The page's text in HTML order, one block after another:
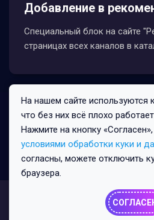
Добавление в
Специальный блок на сайте
страницах всех каналов в
Все права
Политика
Пользовательское
На нашем сайте используются
что без них всё плохо
Нажмите на кнопку
условиями обработки куки и
согласны, можете отключить
браузера.